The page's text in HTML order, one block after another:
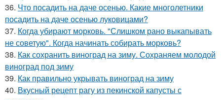
36. Что посадить на даче осенью. Какие многолетники
посадить на даче осенью луковицами?
37. Когда убирают морковь. "Слишком рано выкапывать
не советую". Когда начинать собирать морковь?
38. Как сохранить виноград на зиму. Сохраняем молодой
виноград под зиму
39. Как правильно укрывать виноград на зиму
40. Вкусный рецепт рагу из пекинской капусты с